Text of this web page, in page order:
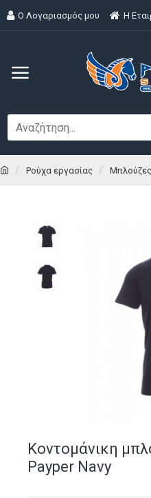
Ο Λογαριασμός μου H
Ρούχα εργασίας
Κοντομάνικη
Payper Navy